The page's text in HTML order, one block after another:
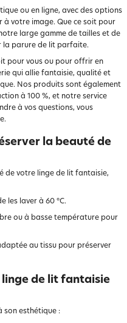
ou en ligne, avec des options
votre image. Que ce soit pour
large gamme de tailles et de
la parure de lit parfaite.
pour vous ou pour offrir en
qui allie fantaisie, qualité et
Nos produits sont également
à 100 %, et notre service
à vos questions, vous
la beauté de
de votre linge de lit fantaisie,
les laver à 60 °C.
ou à basse température pour
au tissu pour préserver
de lit fantaisie
son esthétique :